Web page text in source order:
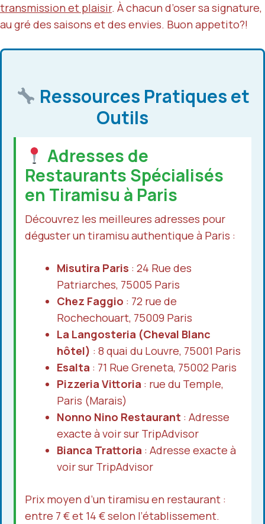
transmission et plaisir. À chacun d’oser sa signature,
au gré des saisons et des envies. Buon appetito?!
Ressources Pratiques et
Outils
Adresses de
Restaurants Spécialisés
en Tiramisu à Paris
Découvrez les meilleures adresses pour
déguster un tiramisu authentique à Paris :
Misutira Paris : 24 Rue des
Patriarches, 75005 Paris
Chez Faggio : 72 rue de
Rochechouart, 75009 Paris
La Langosteria (Cheval Blanc
hôtel) : 8 quai du Louvre, 75001 Paris
Esalta : 71 Rue Greneta, 75002 Paris
Pizzeria Vittoria : rue du Temple,
Paris (Marais)
Nonno Nino Restaurant : Adresse
exacte à voir sur TripAdvisor
Bianca Trattoria : Adresse exacte à
voir sur TripAdvisor
Prix moyen d’un tiramisu en restaurant :
entre 7 € et 14 € selon l’établissement.